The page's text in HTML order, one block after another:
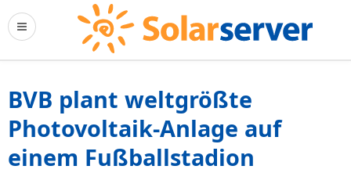
BVB plant weltgrößte
Photovoltaik-Anlage auf
einem Fußballstadion